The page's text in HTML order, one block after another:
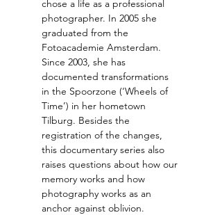
chose a life as a professional
photographer. In 2005 she
graduated from the
Fotoacademie Amsterdam.
Since 2003, she has
documented transformations
in the Spoorzone (‘Wheels of
Time’) in her hometown
Tilburg. Besides the
registration of the changes,
this documentary series also
raises questions about how our
memory works and how
photography works as an
anchor against oblivion.